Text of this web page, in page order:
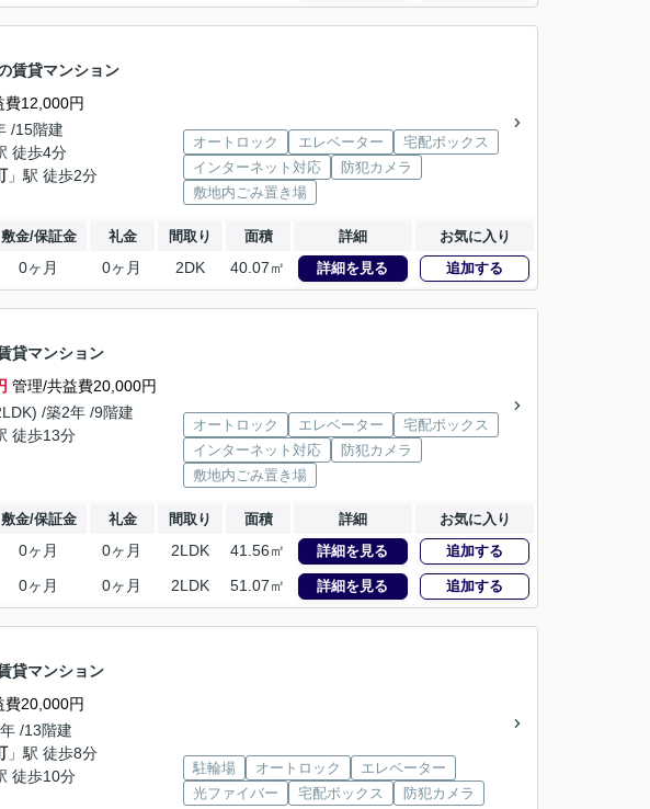
賃貸マンション
費12,000円
/15階建
徒歩4分
」駅 徒歩2分
オートロック エレベーター
宅配ボックス
インターネット対応
防犯カメラ
敷地内ごみ置き場
敷金/保証金 礼金 間取り 面積 詳細 お気に入り
0ヶ月 0ヶ月 2DK 40.07㎡ 詳細を見る 追加する
貸マンション
管理/共益費20,000円
/築2年 /9階建
徒歩13分
オートロック エレベーター
宅配ボックス
インターネット対応
防犯カメラ
敷地内ごみ置き場
敷金/保証金 礼金 間取り 面積 詳細 お気に入り
0ヶ月 0ヶ月 2LDK 41.56㎡ 詳細を見る 追加する
0ヶ月 0ヶ月 2LDK 51.07㎡ 詳細を見る 追加する
貸マンション
費20,000円
/13階建
」駅 徒歩8分
徒歩10分 駐輪場 オートロック
エレベーター
光ファイバー
宅配ボックス 防犯カメラ